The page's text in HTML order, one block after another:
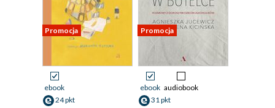
Promocja
ebook
24 pkt
Promocja
ebook audiobook
31 pkt